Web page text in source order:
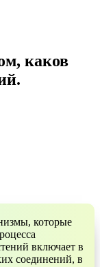
каков
которые
включает в
соединений, в